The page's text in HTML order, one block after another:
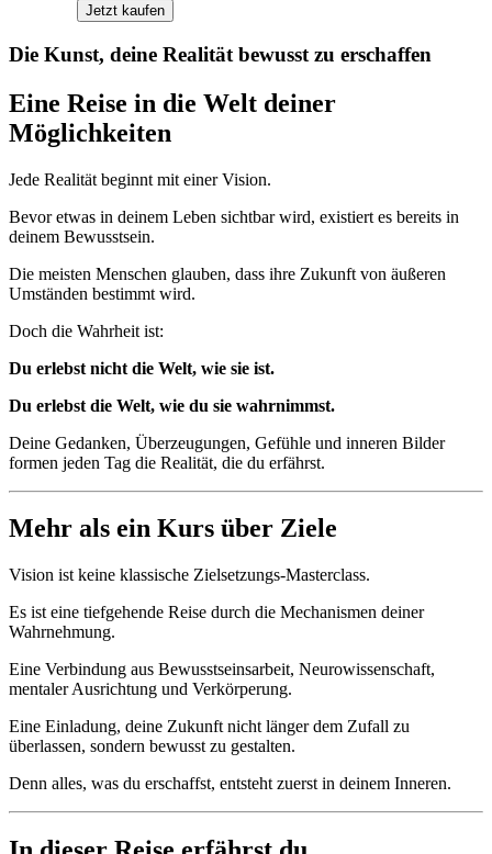
Jetzt kaufen
Die Kunst, deine Realität bewusst zu erschaffen
Eine Reise in die Welt deiner
Möglichkeiten
Jede Realität beginnt mit einer Vision.
Bevor etwas in deinem Leben sichtbar wird, existiert es bereits in
deinem Bewusstsein.
Die meisten Menschen glauben, dass ihre Zukunft von äußeren
Umständen bestimmt wird.
Doch die Wahrheit ist:
Du erlebst nicht die Welt, wie sie ist.
Du erlebst die Welt, wie du sie wahrnimmst.
Deine Gedanken, Überzeugungen, Gefühle und inneren Bilder
formen jeden Tag die Realität, die du erfährst.
Mehr als ein Kurs über Ziele
Vision ist keine klassische Zielsetzungs-Masterclass.
Es ist eine tiefgehende Reise durch die Mechanismen deiner
Wahrnehmung.
Eine Verbindung aus Bewusstseinsarbeit, Neurowissenschaft,
mentaler Ausrichtung und Verkörperung.
Eine Einladung, deine Zukunft nicht länger dem Zufall zu
überlassen, sondern bewusst zu gestalten.
Denn alles, was du erschaffst, entsteht zuerst in deinem Inneren.